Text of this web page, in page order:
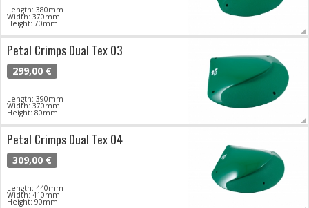
Length: 380mm
Width: 370mm
Height: 70mm
Petal Crimps Dual Tex 03
299,00 €
Length: 390mm
Width: 370mm
Height: 80mm
Petal Crimps Dual Tex 04
309,00 €
Length: 440mm
Width: 410mm
Height: 90mm